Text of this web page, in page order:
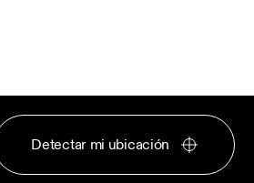
Detectar mi ubicación